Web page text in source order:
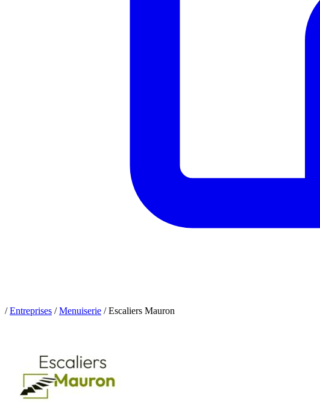
/ Entreprises / Menuiserie /Escaliers Mauron